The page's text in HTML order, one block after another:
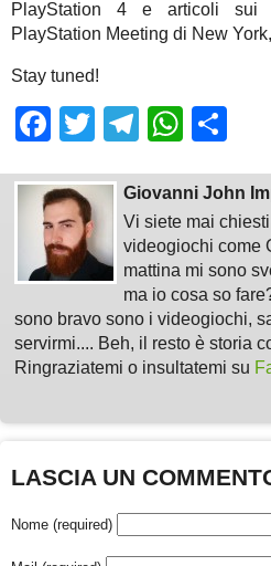
PlayStation 4 e articoli sui
PlayStation Meeting di New
Stay tuned!
Facebook
TwitterTelegram
Giovanni John
Vi siete mai
videogiochi come
mattina mi sono
ma io cosa so
sono bravo sono i videogiochi,
servirmi.... Beh, il resto è storia
Ringraziatemi o insultatemi su
LASCIA UN
Nome (required)